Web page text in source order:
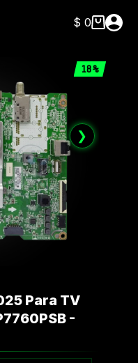
Carro
$ 0
18%
❯
Para TV
-